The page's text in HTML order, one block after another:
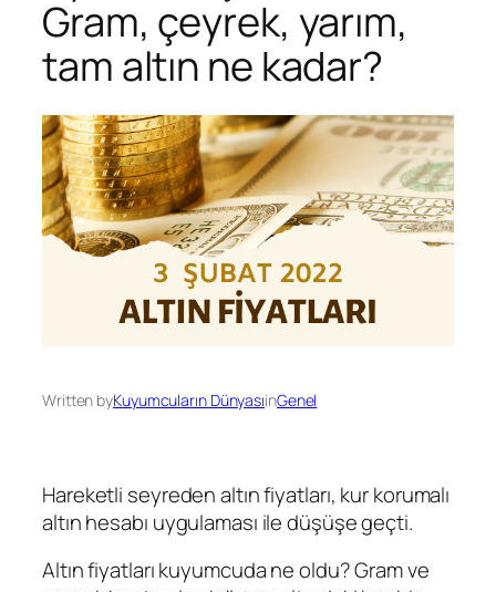
Gram, çeyrek, yarım,
tam altın ne kadar?
Written byKuyumcuların DünyasıinGenel
Hareketli seyreden altın fiyatları, kur korumalı
altın hesabı uygulaması ile düşüşe geçti.
Altın fiyatları kuyumcuda ne oldu? Gram ve